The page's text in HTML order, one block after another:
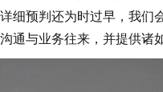
细预判还为时过早，我
通与业务往来，并提供诸